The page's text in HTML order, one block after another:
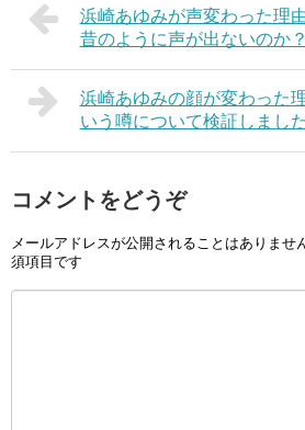
浜崎あゆみが声変わった理
昔のように声が出ないのか？
浜崎あゆみの顔が変わった
いう噂について検証しました
コメントをどうぞ
メールアドレスが公開されることはありませ
須項目です